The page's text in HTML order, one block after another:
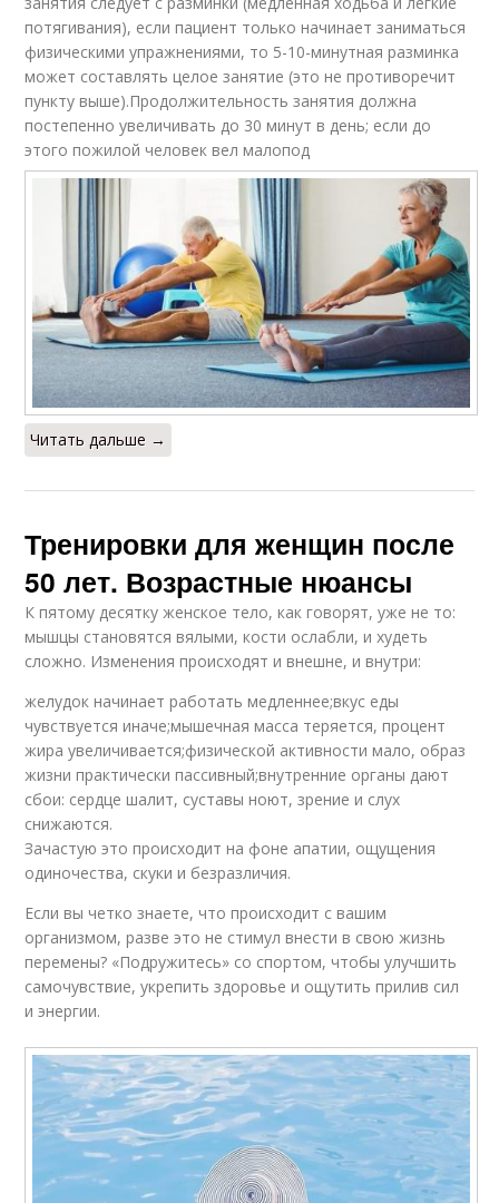
потягивания), если пациент только начинает заниматься
физическими упражнениями, то 5-10-минутная разминка
может составлять целое занятие (это не противоречит
пункту выше).Продолжительность занятия должна
постепенно увеличивать до 30 минут в день; если до
этого пожилой человек вел малопод
Читать дальше →
Тренировки для женщин после
50 лет. Возрастные нюансы
К пятому десятку женское тело, как говорят, уже не то:
мышцы становятся вялыми, кости ослабли, и худеть
сложно. Изменения происходят и внешне, и внутри:
желудок начинает работать медленнее;вкус еды
чувствуется иначе;мышечная масса теряется, процент
жира увеличивается;физической активности мало, образ
жизни практически пассивный;внутренние органы дают
сбои: сердце шалит, суставы ноют, зрение и слух
снижаются.
Зачастую это происходит на фоне апатии, ощущения
одиночества, скуки и безразличия.
Если вы четко знаете, что происходит с вашим
организмом, разве это не стимул внести в свою жизнь
перемены? «Подружитесь» со спортом, чтобы улучшить
самочувствие, укрепить здоровье и ощутить прилив сил
и энергии.